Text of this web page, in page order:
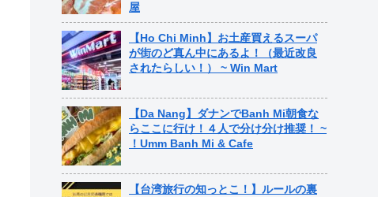
屋
【Ho Chi Minh】お土産買えるスーパ
が街のど真ん中にあるよ！（最近改良
されたらしい！） ~ Win Mart
【Da Nang】ダナンでBanh Mi朝食な
らここに行け！４人で分け分け推奨！ ~
！Umm Banh Mi & Cafe
【台湾旅行の知っとこ！】ルールの裏